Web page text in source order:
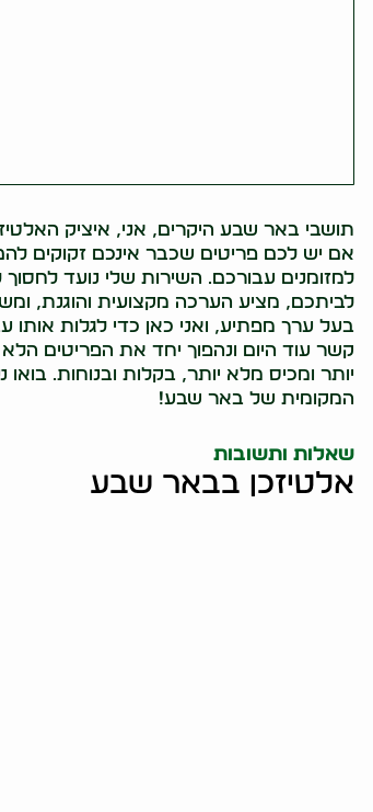
תושבי באר שבע היקרים, אני, איציק
אם יש לכם פריטים שכבר אינכם זקוקים
למזומנים עבורכם. השירות שלי נועד
לביתכם, מציע הערכה מקצועית והוגנת,
בעל ערך מפתיע, ואני כאן כדי לגלות
קשר עוד היום ונהפוך יחד את הפריטים
יותר ומכיס מלא יותר, בקלות ובנוחות.
המקומית של באר שבע!
שאלות ותשובות
אלטיזכן בבאר שבע